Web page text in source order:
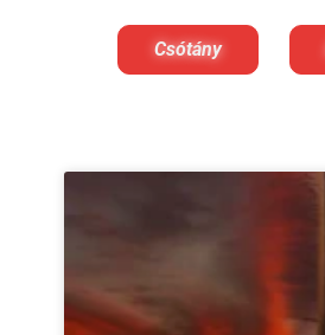
Csótány